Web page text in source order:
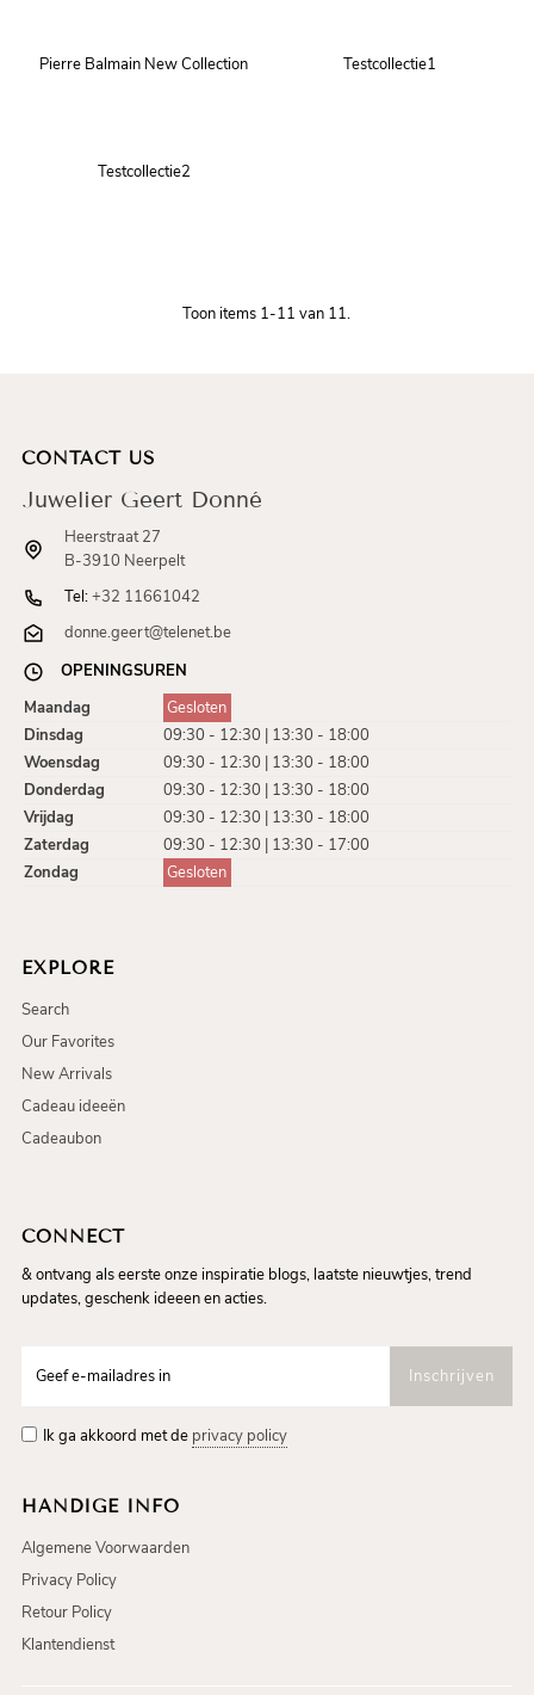
Pierre Balmain New Collection Testcollectie1
Testcollectie2
Toon items 1-11 van 11.
CONTACT US
Juwelier Geert Donné
Heerstraat 27
B-3910 Neerpelt
Tel:+32 11661042
donne.geert@telenet.be
OPENINGSUREN
Maandag
Gesloten
Dinsdag
09:30 - 12:30 | 13:30 - 18:00
Woensdag
09:30 - 12:30 | 13:30 - 18:00
Donderdag
09:30 - 12:30 | 13:30 - 18:00
Vrijdag
09:30 - 12:30 | 13:30 - 18:00
Zaterdag
09:30 - 12:30 | 13:30 - 17:00
Zondag
Gesloten
EXPLORE
Search
Our Favorites
New Arrivals
Cadeau ideeën
Cadeaubon
CONNECT
& ontvang als eerste onze inspiratie blogs, laatste nieuwtjes, trend
updates, geschenk ideeen en acties.
Ik ga akkoord met de privacy policy
HANDIGE INFO
Algemene Voorwaarden
Privacy Policy
Retour Policy
Klantendienst